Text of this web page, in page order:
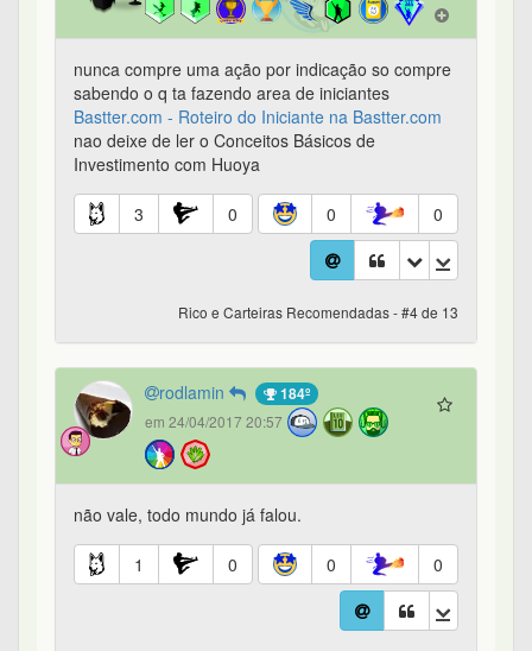
nunca compre uma ação por indicação so compre
sabendo o q ta fazendo area de iniciantes
Bastter.com - Roteiro do Iniciante na Bastter.com
nao deixe de ler o Conceitos Básicos de
Investimento com Huoya
3 0 0 0
Rico e Carteiras Recomendadas - #4 de 13
rodlamin 184º
em 24/04/2017 20:57
não vale, todo mundo já falou.
1 0 0 0